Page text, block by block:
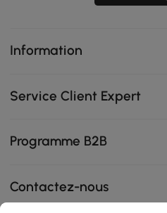
Information
Service Client Expert
Programme B2B
Contactez-nous